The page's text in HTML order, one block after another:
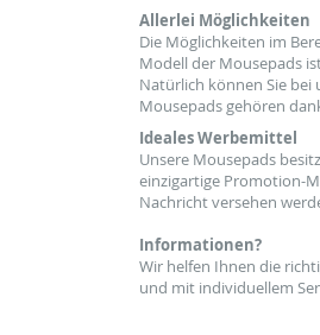
Allerlei Möglichkeiten
Die Möglichkeiten im
Modell der Mousepads
Natürlich können Sie bei
Mousepads gehören
Ideales Werbemittel
Unsere Mousepads
einzigartige Promotion-
Nachrichtversehen
Informationen?
Wir helfen Ihnen die
und mit individuellem